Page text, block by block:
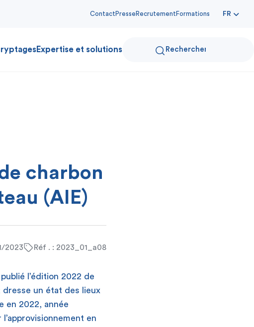
Contact Presse Recrutement Formations FR
Expertise et solutions
charbon
(AIE)
2023 Réf . : 2023_01_a08
l’édition 2022 de
dresse un état des lieux
en 2022, année
en